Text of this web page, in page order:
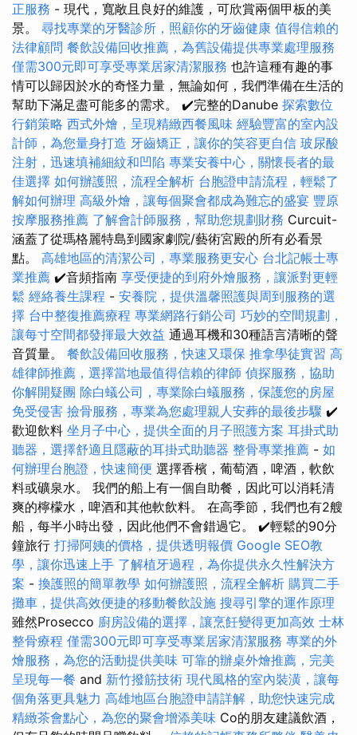
正服務 - 現代，寬敞且良好的維護，可欣賞兩個甲板的美
景。 尋找專業的牙醫診所，照顧你的牙齒健康 值得信賴的
法律顧問 餐飲設備回收推薦，為舊設備提供專業處理服務
僅需300元即可享受專業居家清潔服務 也許這種有趣的事
情可以歸因於水的奇怪力量，無論如何，我們準備在生活的
幫助下滿足盡可能多的需求。 ✔️完整的Danube 探索數位
行銷策略 西式外燴，呈現精緻西餐風味 經驗豐富的室內設
計師，為您量身打造 牙齒矯正，讓你的笑容更自信 玻尿酸
注射，迅速填補細紋和凹陷 專業安養中心，關懷長者的最
佳選擇 如何辦護照，流程全解析 台胞證申請流程，輕鬆了
解如何辦理 高級外燴，讓每個聚會都成為難忘的盛宴 豐原
按摩服務推薦 了解會計師服務，幫助您規劃財務 Curcuit-
涵蓋了從瑪格麗特島到國家劇院/藝術宮殿的所有必看景
點。 高雄地區的清潔公司，專業服務更安心 台北記帳士專
業推薦 ✔️音頻指南 享受便捷的到府外燴服務，讓派對更輕
鬆 經絡養生課程 - 安養院，提供溫馨照護與周到服務的選
擇 台中整復推薦療程 專業網路行銷公司 巧妙的空間規劃，
讓每寸空間都發揮最大效益 通過耳機和30種語言清晰的聲
音質量。 餐飲設備回收服務，快速又環保 推拿學徒實習 高
雄律師推薦，選擇當地最值得信賴的律師 偵探服務，協助
你解開疑團 除白蟻公司，專業除白蟻服務，保護您的房屋
免受侵害 撿骨服務，專業為您處理親人安葬的最後步驟 ✔️
歡迎飲料 坐月子中心，提供全面的月子照護方案 耳掛式助
聽器，選擇舒適且隱蔽的耳掛式助聽器 整骨專業推薦 - 如
何辦理台胞證，快速簡便 選擇香檳，葡萄酒，啤酒，軟飲
料或礦泉水。 我們的船上有一個自助餐，因此可以消耗清
爽的檸檬水，啤酒和其他軟飲料。 在高季節，我們也有2艘
船，每半小時出發，因此他們不會錯過它。 ✔️輕鬆的90分
鐘旅行 打掃阿姨的價格，提供透明報價 Google SEO教
學，讓你迅速上手 了解植牙過程，為你提供永久性解決方
案 - 換護照的簡單教學 如何辦護照，流程全解析 購買二手
攤車，提供高效便捷的移動餐飲設施 搜尋引擎的運作原理
雖然Prosecco 廚房設備的選擇，讓烹飪變得更加高效 士林
整骨療程 僅需300元即可享受專業居家清潔服務 專業的外
燴服務，為您的活動提供美味 可靠的辦桌外燴推薦，完美
呈現每一餐 and 新竹撥筋技術 現代風格的室內裝潢，讓每
個角落更具魅力 高雄地區台胞證申請詳解，助您快速完成
精緻茶會點心，為您的聚會增添美味 Co的朋友建議飲酒，